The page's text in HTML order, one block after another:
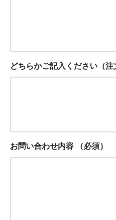
どちらかご記入ください（注
お問い合わせ内容 （必須）